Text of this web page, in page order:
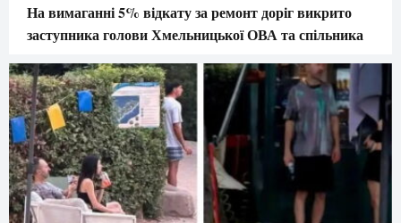
На вимаганні 5% відкату за ремонт доріг викрито
заступника голови Хмельницької ОВА та спільника